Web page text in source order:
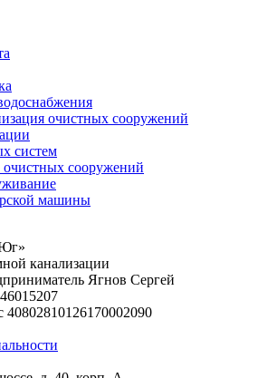
очистных сооружений
систем
сооружений
машины
канализации
Ягнов Сергей
40802810126170002090